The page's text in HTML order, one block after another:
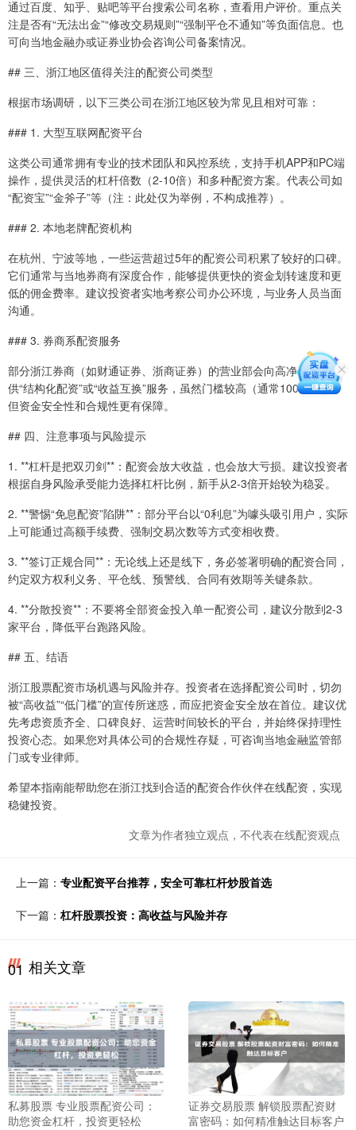
通过百度、知乎、贴吧等平台搜索公司名称，查看用户评价。重点关
注是否有“无法出金”“修改交易规则”“强制平仓不通知”等负面信息。也
可向当地金融办或证券业协会咨询公司备案情况。
## 三、浙江地区值得关注的配资公司类型
根据市场调研，以下三类公司在浙江地区较为常见且相对可靠：
### 1. 大型互联网配资平台
这类公司通常拥有专业的技术团队和风控系统，支持手机APP和PC端
操作，提供灵活的杠杆倍数（2-10倍）和多种配资方案。代表公司如
“配资宝”“金斧子”等（注：此处仅为举例，不构成推荐）。
### 2. 本地老牌配资机构
在杭州、宁波等地，一些运营超过5年的配资公司积累了较好的口碑。
它们通常与当地券商有深度合作，能够提供更快的资金划转速度和更
低的佣金费率。建议投资者实地考察公司办公环境，与业务人员当面
沟通。
### 3. 券商系配资服务
部分浙江券商（如财通证券、浙商证券）的营业部会向高净值客户提
供“结构化配资”或“收益互换”服务，虽然门槛较高（通常100万起），
但资金安全性和合规性更有保障。
## 四、注意事项与风险提示
1. **杠杆是把双刃剑**：配资会放大收益，也会放大亏损。建议投资者
根据自身风险承受能力选择杠杆比例，新手从2-3倍开始较为稳妥。
2. **警惕“免息配资”陷阱**：部分平台以“0利息”为噱头吸引用户，实际
上可能通过高额手续费、强制交易次数等方式变相收费。
3. **签订正规合同**：无论线上还是线下，务必签署明确的配资合同，
约定双方权利义务、平仓线、预警线、合同有效期等关键条款。
4. **分散投资**：不要将全部资金投入单一配资公司，建议分散到2-3
家平台，降低平台跑路风险。
## 五、结语
浙江股票配资市场机遇与风险并存。投资者在选择配资公司时，切勿
被“高收益”“低门槛”的宣传所迷惑，而应把资金安全放在首位。建议优
先考虑资质齐全、口碑良好、运营时间较长的平台，并始终保持理性
投资心态。如果您对具体公司的合规性存疑，可咨询当地金融监管部
门或专业律师。
希望本指南能帮助您在浙江找到合适的配资合作伙伴在线配资，实现
稳健投资。
文章为作者独立观点，不代表在线配资观点
上一篇： 专业配资平台推荐，安全可靠杠杆炒股首选
下一篇： 杠杆股票投资：高收益与风险并存
01 相关文章
私募股票 专业股票配资公司：
助您资金杠杆，投资更轻松
证券交易股票 解锁股票配资财
富密码：如何精准触达目标客户